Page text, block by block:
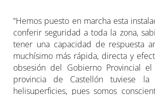
“Hemos puesto en marcha esta
conferir seguridad a toda la zona,
tener una capacidad de respuesta
muchísimo más rápida, directa y
obsesión del Gobierno Provincial
provincia de Castellón tuviese
helisuperficies, pues somos